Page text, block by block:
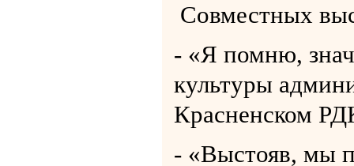
Совместных
- «Я помню,
культуры
Красненском
- «Выстояв, мы